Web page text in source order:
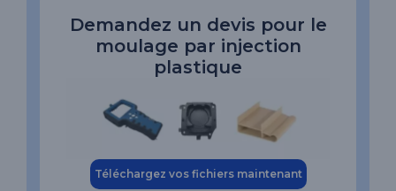
Demandez un devis pour le
moulage par injection
plastique
Téléchargez vos fichiers maintenant